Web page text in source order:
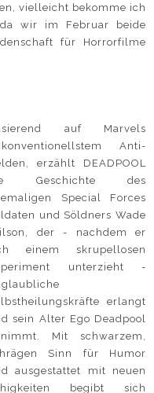
vielleicht bekomme ich
wir im Februar beide
für Horrorfilme
auf Marvels
Anti-
erzählt DEADPOOL
Geschichte des
Special Forces
und Söldners Wade
der - nachdem er
einem skrupellosen
unterzieht -
erlangt
sein Alter Ego Deadpool
Mit schwarzem,
Sinn für Humor
ausgestattet mit neuen
begibt sich